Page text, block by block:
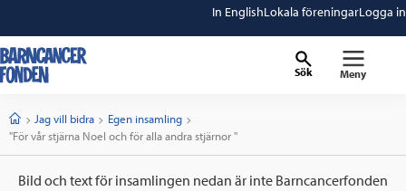
In EnglishLokala föreningarLogga in
Sök Meny
StartJag vill bidra
Egen insamling
Current:
"För vår stjärna Noel och för alla andra stjärnor "
Bild och text för insamlingen nedan är inte Barncancerfonden